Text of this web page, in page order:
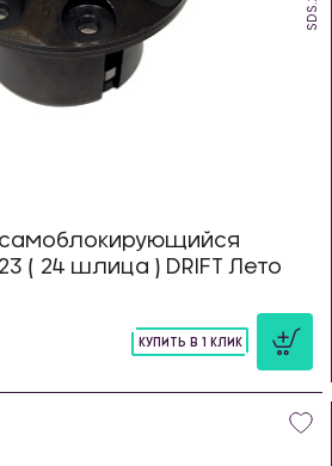
( 24 шлица ) DRIFT Лето
КУПИТЬ В 1 КЛИК